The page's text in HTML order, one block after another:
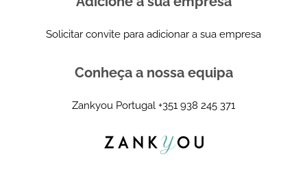
Solicitar convite para adicionar a sua empresa
Conheça a nossa equipa
Zankyou Portugal +351 938 245 371